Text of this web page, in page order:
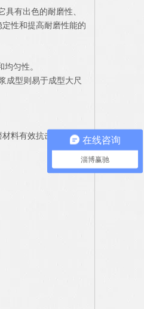
有出色的耐磨性、
性和提高耐磨性能的
匀性。
成型则易于成型大尺
料有效抗击物料经过在线咨询
淄博赢驰